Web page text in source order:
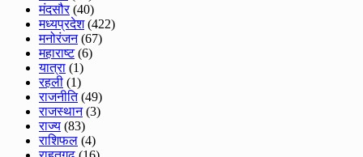
मंदसौर(40)
मध्यप्रदेश(422)
मनोरंजन(67)
महाराष्ट(6)
यात्रा (1)
रहली (1)
राजनीति(49)
राजस्थान(3)
राज्य (83)
राशिफल (4)